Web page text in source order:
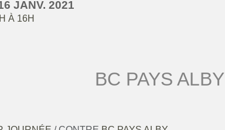
JANV. 2021
À 16H
BC PAYS ALBY